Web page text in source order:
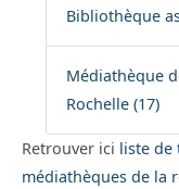
Bibliothèque
Médiathèque
Rochelle (17)
Retrouver ici liste de
médiathèques de la